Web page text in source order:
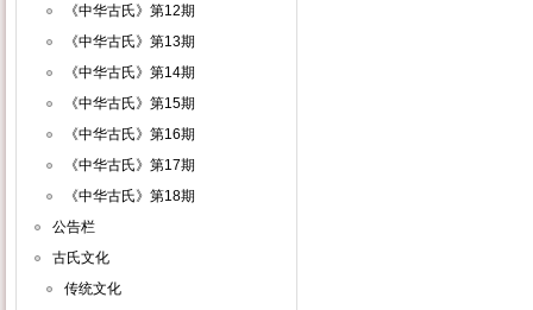
《中华古氏》第12期
《中华古氏》第13期
《中华古氏》第14期
《中华古氏》第15期
《中华古氏》第16期
《中华古氏》第17期
《中华古氏》第18期
公告栏
古氏文化
传统文化